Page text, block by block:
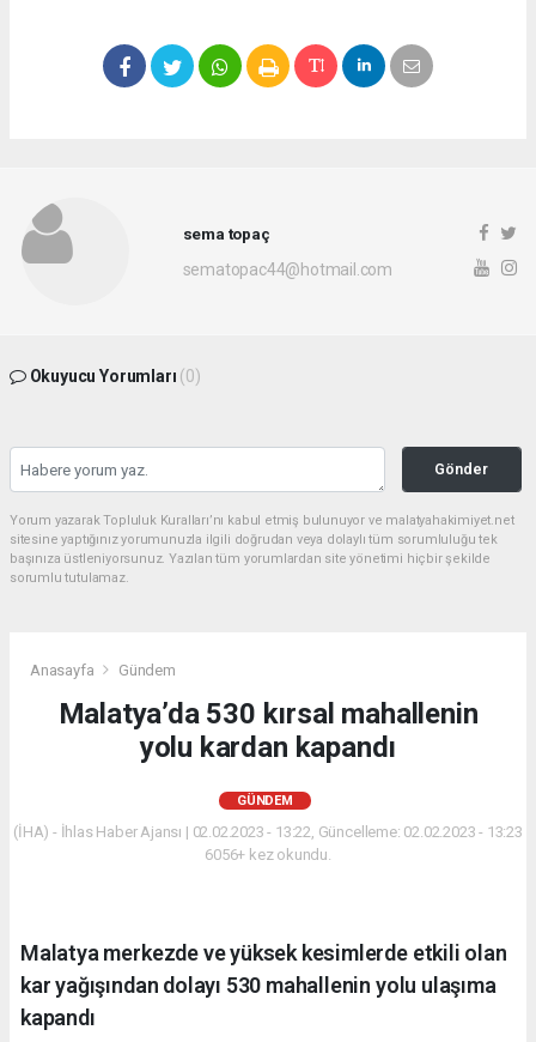
sema topaç
sematopac44@hotmail.com
Okuyucu Yorumları (0)
Gönder
Yorum yazarak Topluluk Kuralları’nı kabul etmiş bulunuyor ve malatyahakimiyet.net
sitesine yaptığınız yorumunuzla ilgili doğrudan veya dolaylı tüm sorumluluğu tek
başınıza üstleniyorsunuz. Yazılan tüm yorumlardan site yönetimi hiçbir şekilde
sorumlu tutulamaz.
Anasayfa Gündem
Malatya’da 530 kırsal mahallenin
yolu kardan kapandı
GÜNDEM
(İHA) - İhlas Haber Ajansı | 02.02.2023 - 13:22, Güncelleme: 02.02.2023 - 13:23
6056+ kez okundu.
Malatya merkezde ve yüksek kesimlerde etkili olan
kar yağışından dolayı 530 mahallenin yolu ulaşıma
kapandı